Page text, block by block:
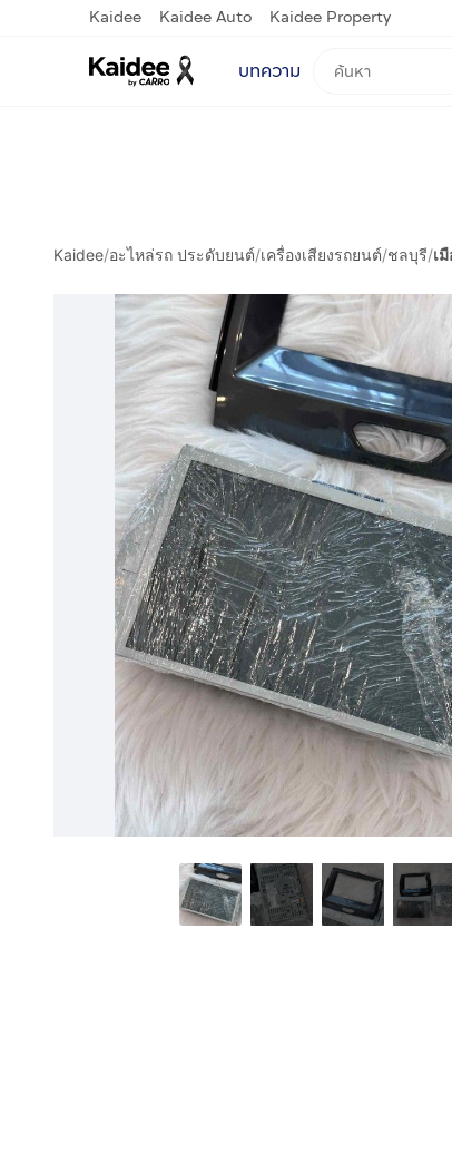
Kaidee Kaidee Auto Kaidee Property
บทความ
Kaidee/อะไหล่รถ ประดับยนต์/เครื่องเสียงรถยนต์/ชลบุรี/เ